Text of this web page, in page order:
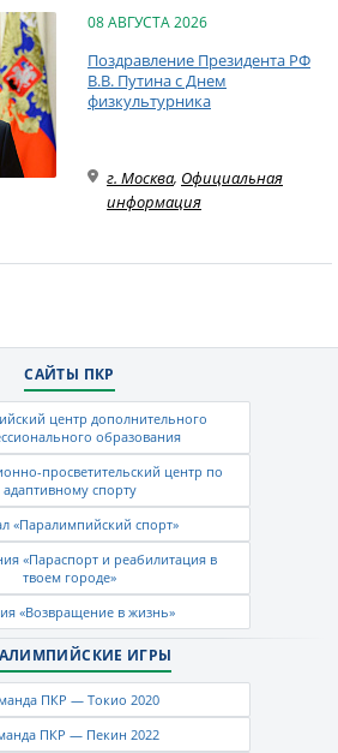
08 АВГУСТА 2026
Поздравление Президента РФ
В.В. Путина с Днем
физкультурника
г. Москва, Официальная
информация
САЙТЫ ПКР
центр дополнительного
образования
просветительский центр по
адаптивному спорту
«Паралимпийский спорт»
«Параспорт и реабилитация в
твоем городе»
«Возвращение в жизнь»
ИГРЫ
ПКР — Токио 2020
ПКР — Пекин 2022